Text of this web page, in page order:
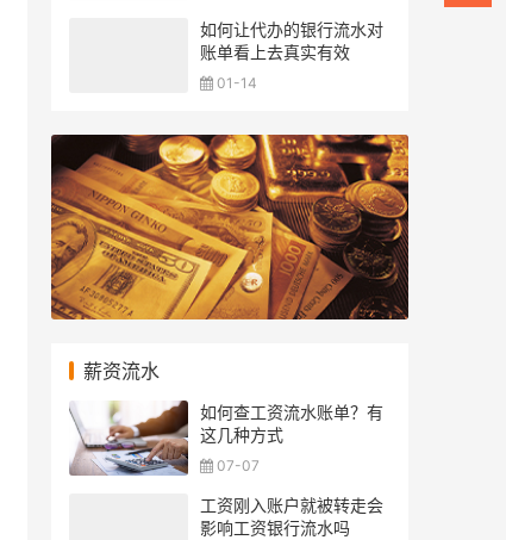
如何让代办的银行流水对
账单看上去真实有效
01-14
薪资流水
如何查工资流水账单？有
这几种方式
07-07
工资刚入账户就被转走会
影响工资银行流水吗